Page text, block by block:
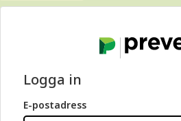
Logga in
E-postadress